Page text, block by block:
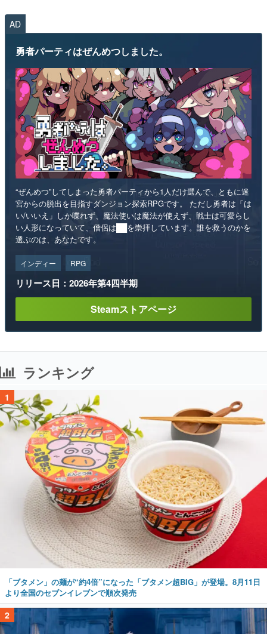
AD
勇者パーティはぜんめつしました。
“ぜんめつ”してしまった勇者パーティから1人だけ選んで、ともに迷
宮からの脱出を目指すダンジョン探索RPGです。 ただし勇者は「は
い/いいえ」しか喋れず、魔法使いは魔法が使えず、戦士は可愛らし
い人形になっていて、僧侶は██を崇拝しています。誰を救うのかを
選ぶのは、あなたです。
インディー RPG
リリース日：2026年第4四半期
Steamストアページ
ランキング
1
「ブタメン」の麺が“約4倍”になった「ブタメン超BIG」が登場。8月11日
より全国のセブンイレブンで順次発売
2